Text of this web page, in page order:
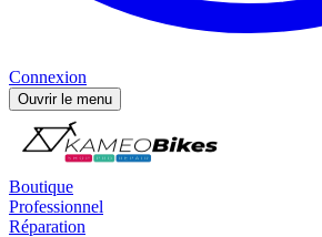
Connexion
Ouvrir le menu
Boutique
Professionnel
Réparation